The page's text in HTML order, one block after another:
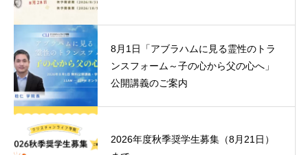
8月1日「アブラハムに見る霊性のトラ
ンスフォーム～子の心から父の心へ」
公開講義のご案内
2026年度秋季奨学生募集（8月21日）